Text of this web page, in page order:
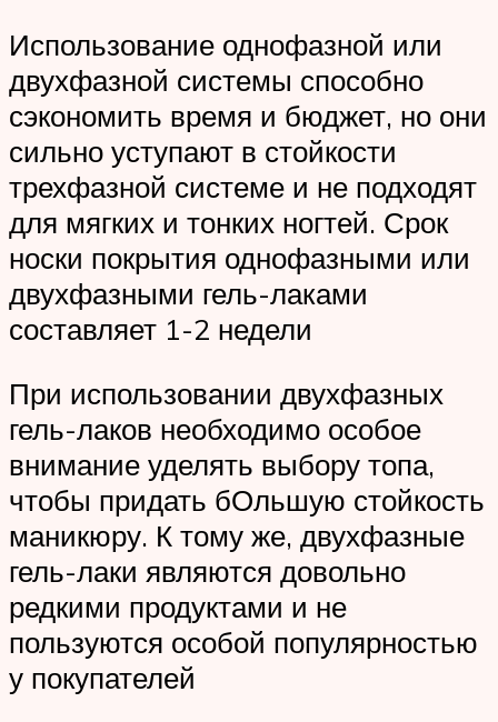
Использование однофазной или
двухфазной системы способно
сэкономить время и бюджет, но они
сильно уступают в стойкости
трехфазной системе и не подходят
для мягких и тонких ногтей. Срок
носки покрытия однофазными или
двухфазными гель-лаками
составляет 1-2 недели
При использовании двухфазных
гель-лаков необходимо особое
внимание уделять выбору топа,
чтобы придать бОльшую стойкость
маникюру. К тому же, двухфазные
гель-лаки являются довольно
редкими продуктами и не
пользуются особой популярностью
у покупателей